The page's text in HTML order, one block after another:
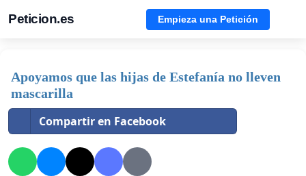
Peticion.es Empieza una Petición
Apoyamos que las hijas de Estefanía no lleven
mascarilla
Compartir en Facebook